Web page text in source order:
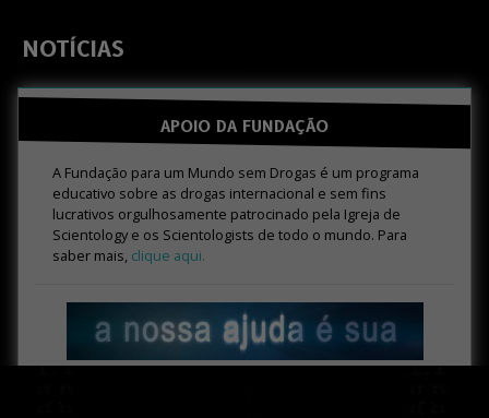
NOTÍCIAS
APOIO DA FUNDAÇÃO
A Fundação para um Mundo sem Drogas é um programa
educativo sobre as drogas internacional e sem fins
lucrativos orgulhosamente patrocinado pela Igreja de
Scientology e os Scientologists de todo o mundo. Para
saber mais, clique aqui.